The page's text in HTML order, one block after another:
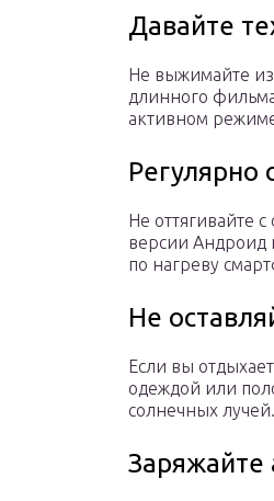
Давайте
Не выжимайте из
длинного
активном
Не оттягивайте
версии Андроид
по нагреву
Не
Если вы
одеждой или
солнечных лучей.
Заряжайте